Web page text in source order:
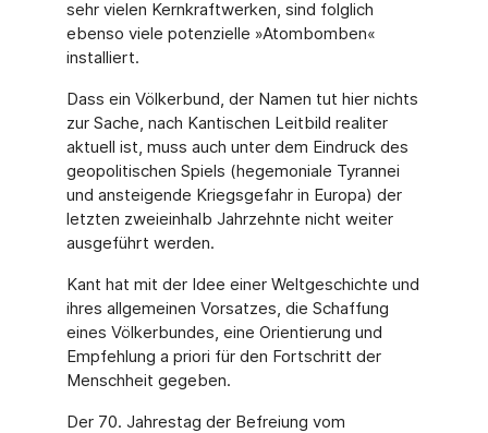
sehr vielen Kernkraftwerken, sind folglich
ebenso viele potenzielle »Atombomben«
installiert.
Dass ein Völkerbund, der Namen tut hier nichts
zur Sache, nach Kantischen Leitbild realiter
aktuell ist, muss auch unter dem Eindruck des
geopolitischen Spiels (hegemoniale Tyrannei
und ansteigende Kriegsgefahr in Europa) der
letzten zweieinhalb Jahrzehnte nicht weiter
ausgeführt werden.
Kant hat mit der Idee einer Weltgeschichte und
ihres allgemeinen Vorsatzes, die Schaffung
eines Völkerbundes, eine Orientierung und
Empfehlung a priori für den Fortschritt der
Menschheit gegeben.
Der 70. Jahrestag der Befreiung vom